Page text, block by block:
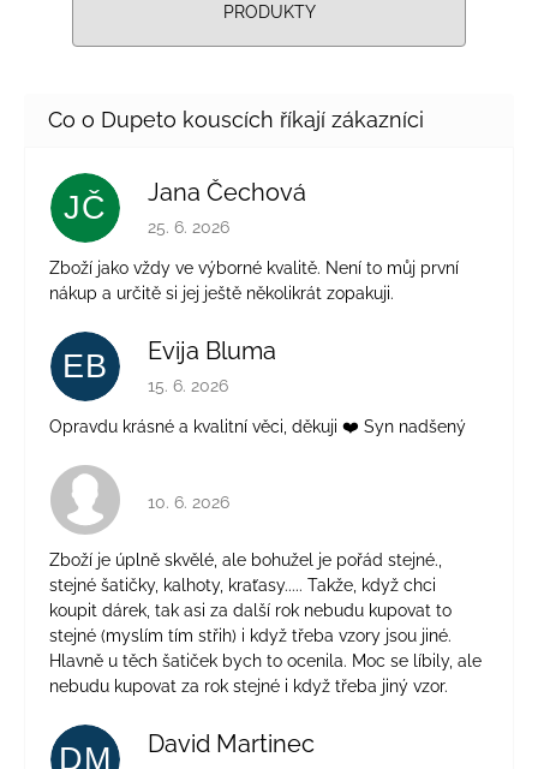
PRODUKTY
JČ Jana Čechová
Hodnocení obchodu je 5 z 5 hvězdiček.
25. 6. 2026
Zboží jako vždy ve výborné kvalitě. Není to můj první
nákup a určitě si jej ještě několikrát zopakuji.
EB Evija Bluma
Hodnocení obchodu je 5 z 5 hvězdiček.
15. 6. 2026
Opravdu krásné a kvalitní věci, děkuji ❤️ Syn nadšený
Hodnocení obchodu je 4 z 5 hvězdiček.
10. 6. 2026
Zboží je úplně skvělé, ale bohužel je pořád stejné.,
stejné šatičky, kalhoty, kraťasy..... Takže, když chci
koupit dárek, tak asi za další rok nebudu kupovat to
stejné (myslím tím střih) i když třeba vzory jsou jiné.
Hlavně u těch šatiček bych to ocenila. Moc se líbily, ale
nebudu kupovat za rok stejné i když třeba jiný vzor.
DM David Martinec